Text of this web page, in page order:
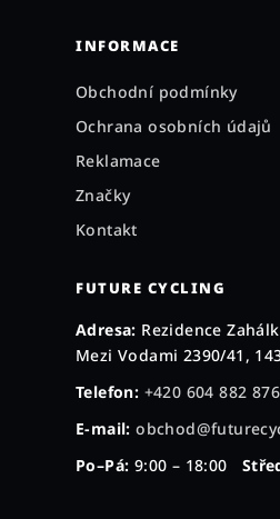
INFORMACE
Obchodní podmínky
Ochrana osobních údajů
Reklamace
Značky
Kontakt
FUTURE CYCLING
Adresa: Rezidence
Mezi Vodami 2390/41,
Telefon: +420 604 882 876
E-mail:
Po–Pá: 9:00 – 18:00